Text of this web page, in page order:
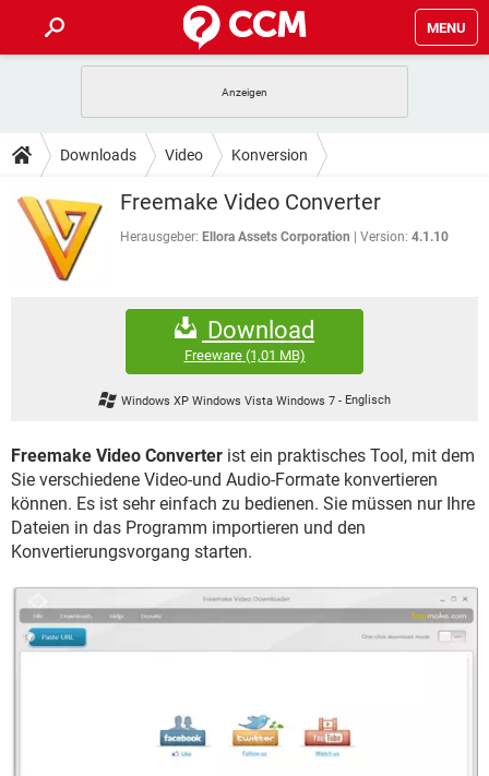
MENU
ANDROID IOS
WINDOWS 10 INSTAGRAM
WHATSAPP TIKTOK
FACEBOOK
TIPPS & TRICKS
SPIELE STREAMING
ANDROID
WINDOWS 10
HARDWARE
DOWNLOADS
SPIELE STREAMING
ANDROID
INSTAGRAM
TIKTOK
FORUM
IOS
INSTAGRAM
TIKTOK
STREAMING
WHATSAPP TIKTOK
FACEBOOK HARDWARE
Downloads Video Konversion
Freemake Video Converter
Herausgeber: Ellora Assets Corporation Version: 4.1.10
Download
Freeware(1,01 MB)
Windows XP Windows Vista Windows 7 - Englisch
Freemake Video Converter ist ein praktisches Tool, mit dem
Sie verschiedene Video-und Audio-Formate konvertieren
können. Es ist sehr einfach zu bedienen. Sie müssen nur Ihre
Dateien in das Programm importieren und den
Konvertierungsvorgang starten.